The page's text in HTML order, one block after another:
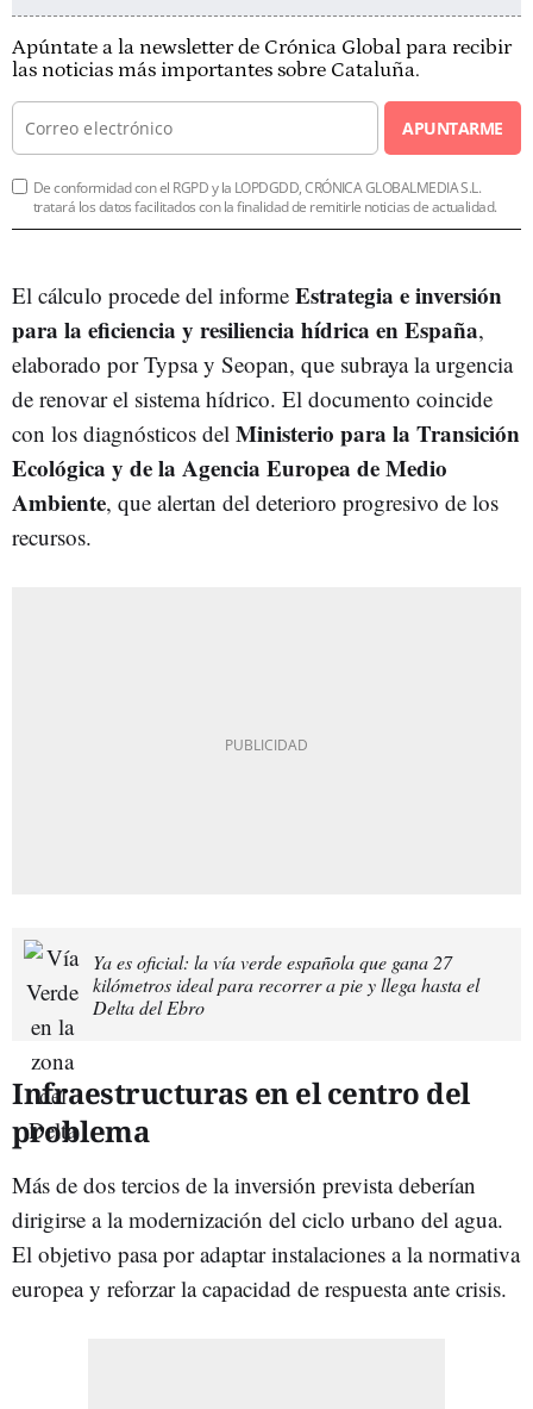
Apúntate a la newsletter de Crónica Global para recibir
las noticias más importantes sobre Cataluña.
APUNTARME
De conformidad con el RGPD y la LOPDGDD, CRÓNICA GLOBALMEDIA S.L.
tratará los datos facilitados con la finalidad de remitirle noticias de actualidad.
El cálculo procede del informe Estrategia e inversión
para la eficiencia y resiliencia hídrica en España,
elaborado por Typsa y Seopan, que subraya la urgencia
de renovar el sistema hídrico. El documento coincide
con los diagnósticos del Ministerio para la Transición
Ecológica y de la Agencia Europea de Medio
Ambiente, que alertan del deterioro progresivo de los
recursos.
Ya es oficial: la vía verde española que gana 27
kilómetros ideal para recorrer a pie y llega hasta el
Delta del Ebro
Infraestructuras en el centro del
problema
Más de dos tercios de la inversión prevista deberían
dirigirse a la modernización del ciclo urbano del agua.
El objetivo pasa por adaptar instalaciones a la normativa
europea y reforzar la capacidad de respuesta ante crisis.